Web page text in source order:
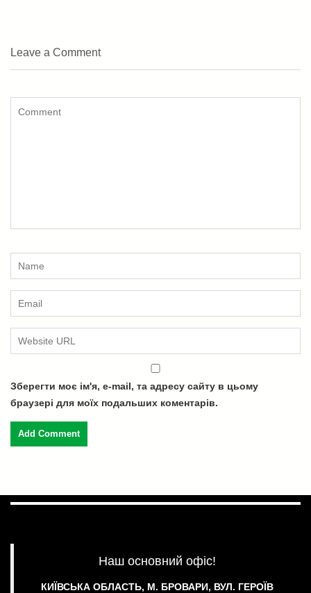
Leave a Comment
Зберегти моє ім'я, e-mail, та адресу сайту в цьому
браузері для моїх подальших коментарів.
Наш основний офіс!
КИЇВСЬКА ОБЛАСТЬ, М. БРОВАРИ, ВУЛ. ГЕРОЇВ